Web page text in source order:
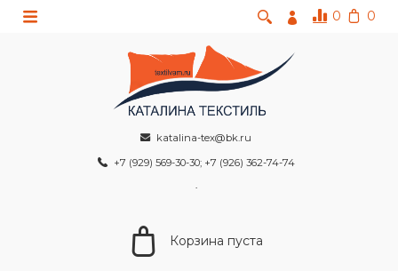
0 0
katalina-tex@bk.ru
+7 (929) 569-30-30; +7 (926) 362-74-74
Корзина пуста